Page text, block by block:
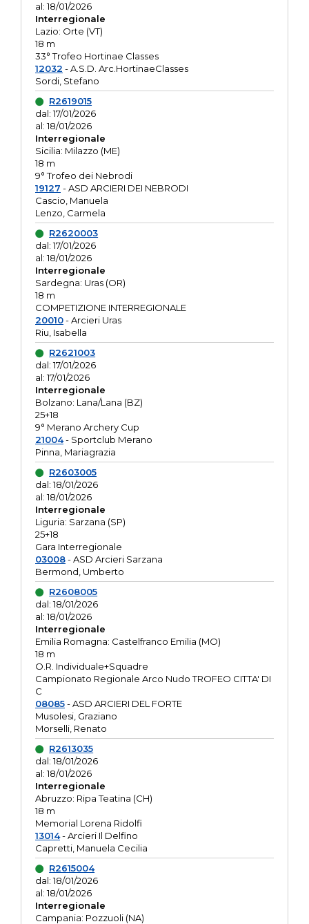
al: 18/01/2026
Interregionale
Lazio: Orte (VT)
18 m
33° Trofeo Hortinae Classes
12032 - A.S.D. Arc.HortinaeClasses
Sordi, Stefano
R2619015
dal: 17/01/2026
al: 18/01/2026
Interregionale
Sicilia: Milazzo (ME)
18 m
9° Trofeo dei Nebrodi
19127 - ASD ARCIERI DEI NEBRODI
Cascio, Manuela
Lenzo, Carmela
R2620003
dal: 17/01/2026
al: 18/01/2026
Interregionale
Sardegna: Uras (OR)
18 m
COMPETIZIONE INTERREGIONALE
20010- Arcieri Uras
Riu, Isabella
R2621003
dal: 17/01/2026
al: 17/01/2026
Interregionale
Bolzano: Lana/Lana (BZ)
25+18
9° Merano Archery Cup
21004- Sportclub Merano
Pinna, Mariagrazia
R2603005
dal: 18/01/2026
al: 18/01/2026
Interregionale
Liguria: Sarzana (SP)
25+18
Gara Interregionale
03008- ASD Arcieri Sarzana
Bermond, Umberto
R2608005
dal: 18/01/2026
al: 18/01/2026
Interregionale
Emilia Romagna: Castelfranco Emilia (MO)
18 m
O.R. Individuale+Squadre
Campionato Regionale Arco Nudo TROFEO CITTA' DI
C
08085- ASD ARCIERI DEL FORTE
Musolesi, Graziano
Morselli, Renato
R2613035
dal: 18/01/2026
al: 18/01/2026
Interregionale
Abruzzo: Ripa Teatina (CH)
18 m
Memorial Lorena Ridolfi
13014- Arcieri Il Delfino
Capretti, Manuela Cecilia
R2615004
dal: 18/01/2026
al: 18/01/2026
Interregionale
Campania: Pozzuoli (NA)